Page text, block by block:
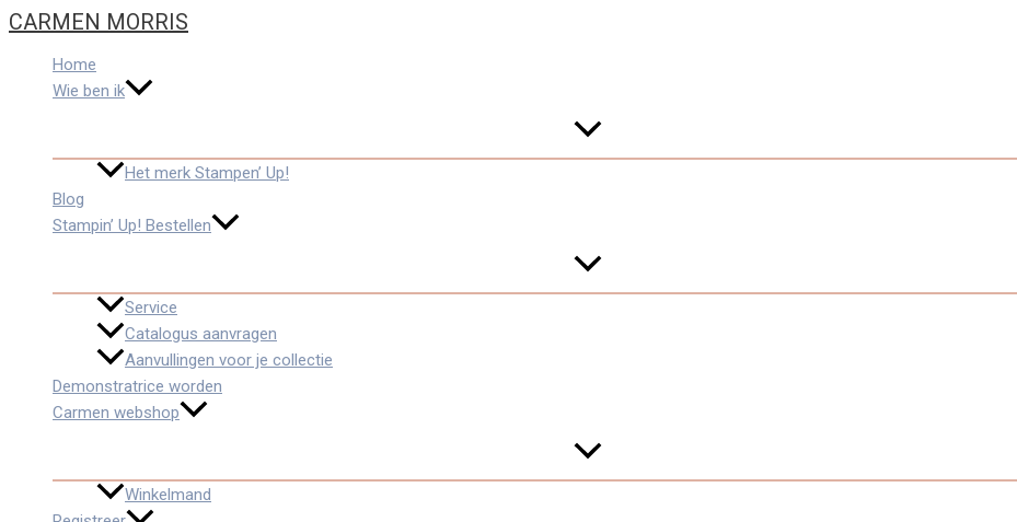
Ga
naar
inhoud
CARMEN MORRIS
Home
Wie ben ik
Het merk Stampen’ Up!
Blog
Stampin’ Up! Bestellen
Service
Catalogus aanvragen
Aanvullingen voor je collectie
Demonstratrice worden
Carmen webshop
Winkelmand